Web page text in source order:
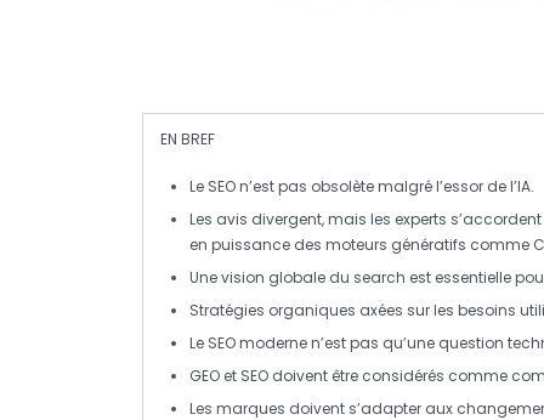
EN BREF
Le SEOn’est pas obsolète malgré l’essor de l’IA.
Les avis divergent, mais les experts
en puissance des moteurs génératifs comme
Une vision globale du search est essentielle
Stratégies organiques axées sur les besoins
Le SEO moderne n’est pas qu’une question
GEO et SEO doivent être considérés comme
Les marques doivent s’adapter aux